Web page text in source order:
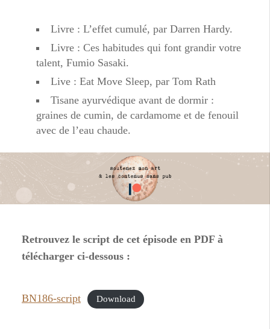
Livre : L’effet cumulé, par Darren Hardy.
Livre : Ces habitudes qui font grandir votre
talent, Fumio Sasaki.
Live : Eat Move Sleep, par Tom Rath
Tisane ayurvédique avant de dormir :
graines de cumin, de cardamome et de fenouil
avec de l’eau chaude.
Retrouvez le script de cet épisode en PDF à
télécharger ci-dessous :
BN186-script Download